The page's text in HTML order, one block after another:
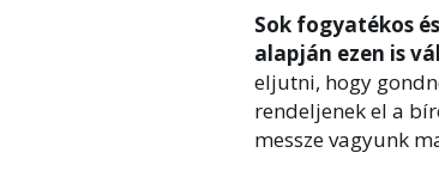
Sok fogyatékos
alapján ezen is
eljutni, hogy
rendeljenek el a
messze vagyunk